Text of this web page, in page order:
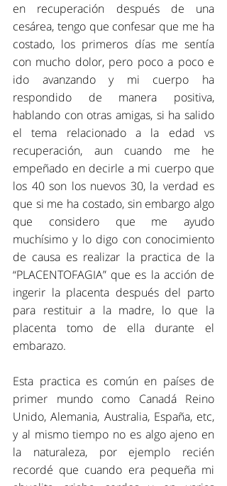
en recuperación después de una
cesárea, tengo que confesar que me ha
costado, los primeros días me sentía
con mucho dolor, pero poco a poco e
ido avanzando y mi cuerpo ha
respondido de manera positiva,
hablando con otras amigas, si ha salido
el tema relacionado a la edad vs
recuperación, aun cuando me he
empeñado en decirle a mi cuerpo que
los 40 son los nuevos 30, la verdad es
que si me ha costado, sin embargo algo
que considero que me ayudo
muchísimo y lo digo con conocimiento
de causa es realizar la practica de la
“PLACENTOFAGIA” que es la acción de
ingerir la placenta después del parto
para restituir a la madre, lo que la
placenta tomo de ella durante el
embarazo.
Esta practica es común en países de
primer mundo como Canadá Reino
Unido, Alemania, Australia, España, etc,
y al mismo tiempo no es algo ajeno en
la naturaleza, por ejemplo recién
recordé que cuando era pequeña mi